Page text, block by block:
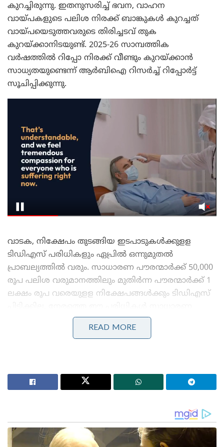
കുറച്ചിരുന്നു. ഇതനുസരിച്ച് ഭവന, വാഹന
വായ്പകളുടെ പലിശ നിരക്ക് ബാങ്കുകൾ കുറച്ചത്
വായ്പയെടുത്തവരുടെ തിരിച്ചടവ് തുക
കുറയ്ക്കാനിടയുണ്ട്. 2025-26 സാമ്പത്തിക
വർഷത്തിൽ റിപ്പോ നിരക്ക് വീണ്ടും കുറയ്ക്കാൻ
സാധ്യതയുണ്ടെന്ന് ആർബിഐ റിസർച്ച് റിപ്പോർട്ട്
സൂചിപ്പിക്കുന്നു.
വാടക, നിക്ഷേപം തുടങ്ങിയ ഇടപാടുകൾക്കുളള
ടിഡിഎസ് പരിധികളും ഏപ്രിൽ ഒന്നുമുതൽ
പ്രാബല്യത്തിൽ വരും. സാധാരണ പൗരന്മാർക്ക് 50,000
രൂപ പലിശ വരുമാനത്തിലും മുതിർന്ന പൗരന്മാർക്ക് 1
ലക്ഷം രൂപ വരെയുളള നിക്ഷേപങ്ങൾക്കും ടിഡിഎസ്
പൗരന്മാർക്ക് നാൽപ്പതിനായിരവും മുതിർന്ന
പൗരന്മാർക്ക് അമ്പതിനായിരവും ആയിരുന്നു. പലിശ
മുതൽ സ്ഥിരനിക്ഷേപങ്ങളിൽ നിന്നും 12 ലക്ഷം രൂപ
വരെയുളള വരുമാനം നികുതി രഹിതമായിരിക്കും. മറ്റ്
Stories you may like
READ MORE